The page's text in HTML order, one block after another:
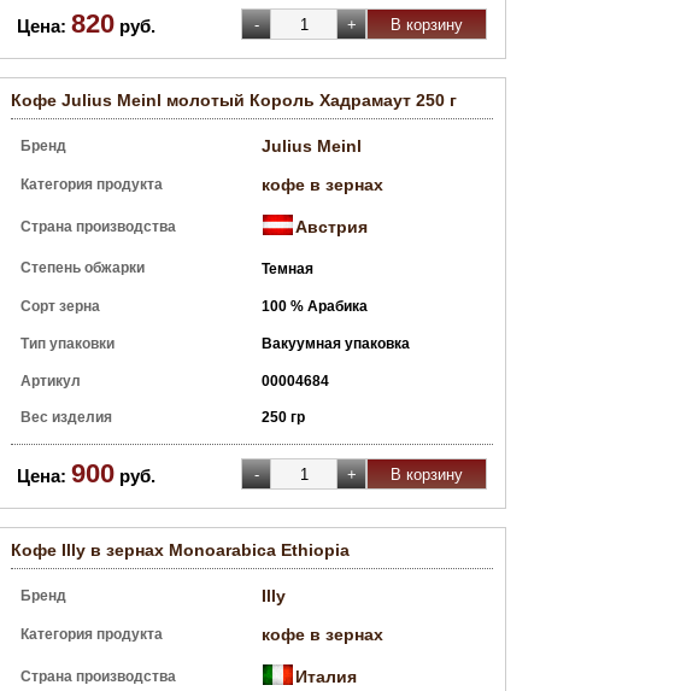
Цена: 820 руб.
Кофе Julius Meinl молотый Король Хадрамаут 250 г
Бренд Julius Meinl
Категория продукта кофе в зернах
Страна производства Австрия
Степень обжарки Темная
Сорт зерна 100 % Арабика
Тип упаковки Вакуумная упаковка
Артикул 00004684
Вес изделия 250 гр
Цена: 900 руб.
Кофе Illy в зернах Monoarabica Ethiopia
Бренд Illy
Категория продукта кофе в зернах
Страна производства Италия